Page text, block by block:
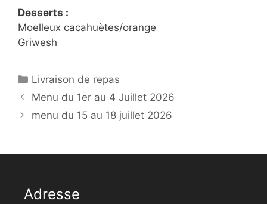
Desserts :
Moelleux cacahuètes/orange
Griwesh
Catégories
Livraison de repas
Menu du 1er au 4 Juillet 2026
menu du 15 au 18 juillet 2026
Adresse